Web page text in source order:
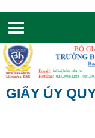
Toggle
navigation
GIẤY ỦY